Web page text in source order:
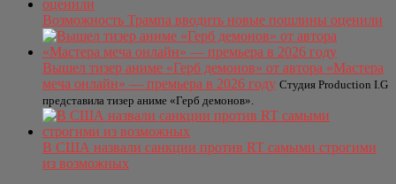
Возможность Трампа вводить новые пошлины оценили
Вышел тизер аниме «Герб демонов» от автора «Мастера
меча онлайн» — премьера в 2026 году Студия Production I.G
представила тизер аниме «Герб демонов».
В США назвали санкции против RT самыми строгими
из возможных